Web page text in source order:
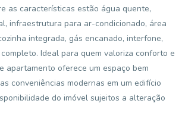
as características estão água quente,
infraestrutura para ar-condicionado, área
integrada, gás encanado, interfone,
Ideal para quem valoriza conforto e
apartamento oferece um espaço bem
conveniências modernas em um edifício
do imóvel sujeitos a alteração